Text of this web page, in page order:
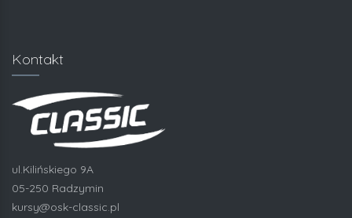
Kontakt
ul.Kilińskiego 9A
05-250 Radzymin
kursy@osk-classic.pl